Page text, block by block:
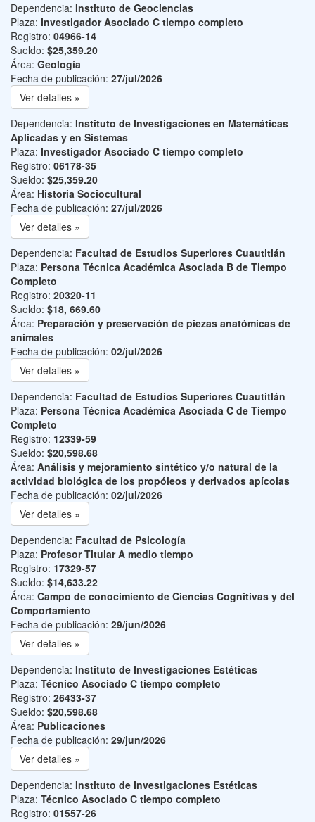
Dependencia: Instituto de Geociencias
Plaza: Investigador Asociado C tiempo completo
Registro: 04966-14
Sueldo: $25,359.20
Área: Geología
Fecha de publicación: 27/jul/2026
Ver detalles »
Dependencia: Instituto de Investigaciones en Matemáticas
Aplicadas y en Sistemas
Plaza: Investigador Asociado C tiempo completo
Registro: 06178-35
Sueldo: $25,359.20
Área: Historia Sociocultural
Fecha de publicación: 27/jul/2026
Ver detalles »
Dependencia: Facultad de Estudios Superiores Cuautitlán
Plaza: Persona Técnica Académica Asociada B de Tiempo
Completo
Registro: 20320-11
Sueldo: $18, 669.60
Área: Preparación y preservación de piezas anatómicas de
animales
Fecha de publicación: 02/jul/2026
Ver detalles »
Dependencia: Facultad de Estudios Superiores Cuautitlán
Plaza: Persona Técnica Académica Asociada C de Tiempo
Completo
Registro: 12339-59
Sueldo: $20,598.68
Área: Análisis y mejoramiento sintético y/o natural de la
actividad biológica de los propóleos y derivados apícolas
Fecha de publicación: 02/jul/2026
Ver detalles »
Dependencia: Facultad de Psicología
Plaza: Profesor Titular A medio tiempo
Registro: 17329-57
Sueldo: $14,633.22
Área: Campo de conocimiento de Ciencias Cognitivas y del
Comportamiento
Fecha de publicación: 29/jun/2026
Ver detalles »
Dependencia: Instituto de Investigaciones Estéticas
Plaza: Técnico Asociado C tiempo completo
Registro: 26433-37
Sueldo: $20,598.68
Área: Publicaciones
Fecha de publicación: 29/jun/2026
Ver detalles »
Dependencia: Instituto de Investigaciones Estéticas
Plaza: Técnico Asociado C tiempo completo
Registro: 01557-26